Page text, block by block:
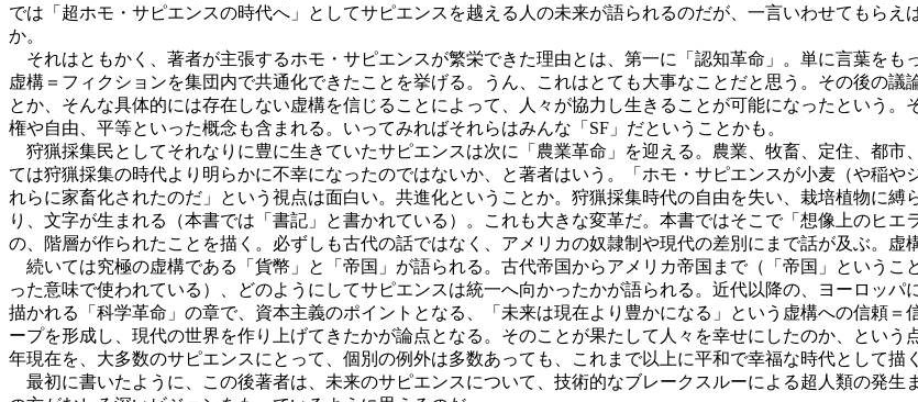
では「超ホモ・サピエンスの時代へ」としてサピエンスを越える人の未来が語られるのだが、一言いわせてもらえ
か。
それはともかく、著者が主張するホモ・サピエンスが繁栄できた理由とは、第一に「認知革命」。単に言葉をも
虚構＝フィクションを集団内で共通化できたことを挙げる。うん、これはとても大事なことだと思う。その後の
とか、そんな具体的には存在しない虚構を信じることによって、人々が協力し生きることが可能になったという
権や自由、平等といった概念も含まれる。いってみればそれらはみんな「SF」だということかも。
狩猟採集民としてそれなりに豊に生きていたサピエンスは次に「農業革命」を迎える。農業、牧畜、定住、都
ては狩猟採集の時代より明らかに不幸になったのではないか、と著者はいう。「ホモ・サピエンスが小麦（や稲
れらに家畜化されたのだ」という視点は面白い。共進化ということか。狩猟採集時代の自由を失い、栽培植物に
り、文字が生まれる（本書では「書記」と書かれている）。これも大きな変革だ。本書ではそこで「想像上のヒ
の、階層が作られたことを描く。必ずしも古代の話ではなく、アメリカの奴隷制や現代の差別にまで話が及ぶ。虚
続いては究極の虚構である「貨幣」と「帝国」が語られる。古代帝国からアメリカ帝国まで（「帝国」という
った意味で使われている）、どのようにしてサピエンスは統一へ向かったかが語られる。近代以降の、ヨーロッ
描かれる「科学革命」の章で、資本主義のポイントとなる、「未来は現在より豊かになる」という虚構への信頼
ープを形成し、現代の世界を作り上げてきたかが論点となる。そのことが果たして人々を幸せにしたのか、とい
年現在を、大多数のサピエンスにとって、個別の例外は多数あっても、これまで以上に平和で幸福な時代として描
最初に書いたように、この後著者は、未来のサピエンスについて、技術的なブレークスルーによる超人類の発生